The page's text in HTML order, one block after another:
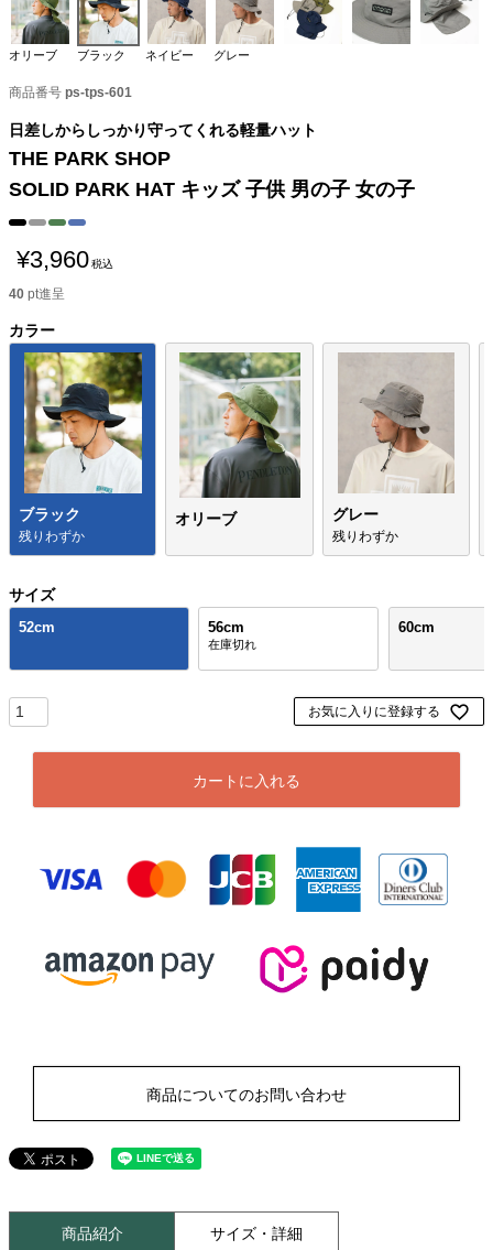
オリーブ ブラック ネイビー グレー
商品番号 ps-tps-601
日差しからしっかり守ってくれる軽量ハット
THE PARK SHOP
SOLID PARK HAT キッズ 子供 男の子 女の子
¥3,960税込
40 pt進呈
カラー
ブラック
残りわずか
オリーブ グレー
残りわずか
サイズ
52cm 56cm 60cm
お気に入りに登録する
カートに入れる
商品についてのお問い合わせ
商品紹介 サイズ・詳細